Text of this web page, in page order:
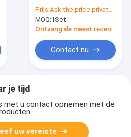
Prijs
35mm
Prijs:Ask the price privately
MOQ:1Set
Ontvang de meest recente Prijs
Contact nu
je tijd
met u contact opnemen met de
uw vereiste